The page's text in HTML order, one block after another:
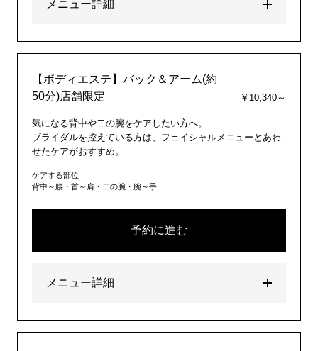
メニュー詳細
【ボディエステ】バック＆アーム(約
50分)店舗限定
￥10,340～
気になる背中や二の腕をケアしたい方へ。
ブライダルを控えている方は、フェイシャルメニューとあわ
せたケアがおすすめ。
ケアする部位
背中～腰・首～肩・二の腕・腕～手
予約に進む
メニュー詳細